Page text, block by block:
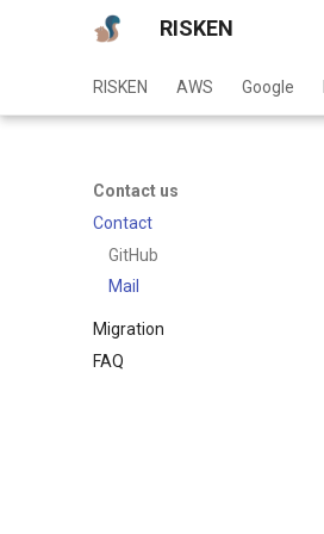
RISKEN
RISKEN AWS Google
Contact us
Contact
GitHub
Mail
Migration
FAQ